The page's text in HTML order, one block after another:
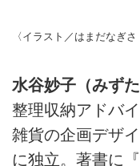
〈イラスト／はまだなぎ
水谷妙子（みずた
整理収納アドバ
雑貨の企画デザ
に独立。著書に